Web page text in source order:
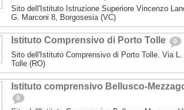
Sito dell'Istituto Istruzione Superiore Vincenzo
G. Marconi 8, Borgosesia (VC)
Istituto Comprensivo di Porto Tolle 0
Sito dell'Istituto Comprensivo di Porto Tolle. Via
Tolle (RO)
Istituto comprensivo Bellusco-
0